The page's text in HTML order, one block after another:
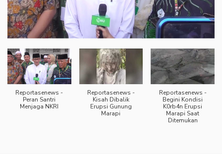
Reportasenews -
Peran Santri
Menjaga NKRI
Reportasenews -
Kisah Dibalik
Erupsi Gunung
Marapi
Reportasenews -
Begini Kondisi
K0rb4n Erupsi
Marapi Saat
Ditemukan